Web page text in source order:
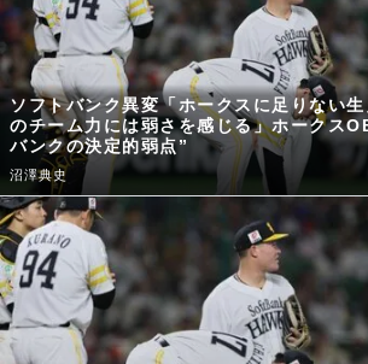
ソフトバンク異変「ホークスに足りない
のチーム力には弱さを感じる」ホークス
バンクの決定的弱点”
沼澤典史